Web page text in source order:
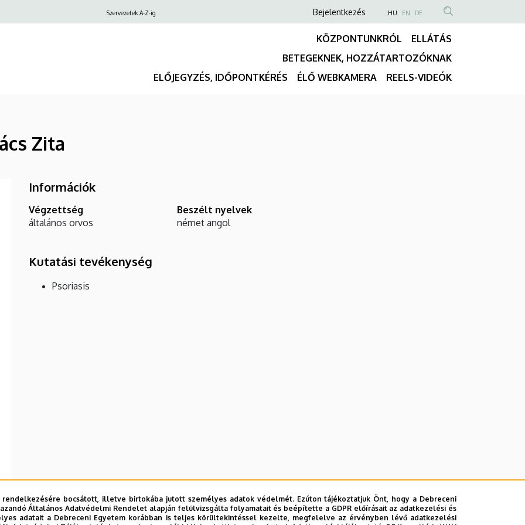
bocsátott, illetve birtokába jutott személyes adatok védelmét. Ezúton tájékoztatjuk Önt, hogy a Debreceni
Általános Adatvédelmi Rendelet alapján felülvizsgálta folyamatait és beépítette a GDPR előírásait az adatkezelési és
adatait a Debreceni Egyetem korábban is teljes körültekintéssel kezelte, megfelelve az érvényben lévő adatkezelési
Szervezetek A-Z-ig
Anonim
fiók
menüje
Bejelentkezés NYELVVÁLASZTÓ
HU EN DE
TARTALOM
KERESÉSE
KÖZPONTUNKRÓL
ELLÁTÁS
BETEGEKNEK, HOZZÁTARTOZÓKNAK
ELŐJEGYZÉS, IDŐPONTKÉRÉS
ÉLŐ WEBKAMERA REELS-VIDEÓK
Zita
Információk
Végzettség
általános orvos
Beszélt nyelvek
német angol
Kutatási tevékenység
Psoriasis